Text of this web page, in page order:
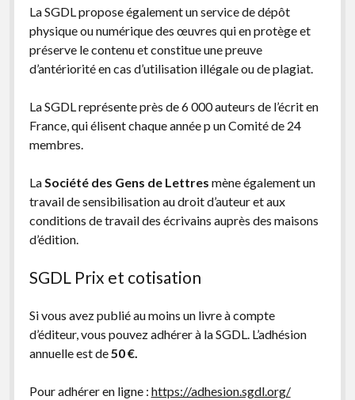
facebookinstagram
youtubeemail-
form
La SGDL propose également un service de dépôt
physique ou numérique des œuvres qui en protège et
préserve le contenu et constitue une preuve
d’antériorité en cas d’utilisation illégale ou de plagiat.
La SGDL représente près de 6 000 auteurs de l’écrit en
France, qui élisent chaque année p un Comité de 24
membres.
LaSociété des Gens de Lettres mène également un
travail de sensibilisation au droit d’auteur et aux
conditions de travail des écrivains auprès des maisons
d’édition.
SGDL Prix et cotisation
Si vous avez publié au moins un livre à compte
d’éditeur, vous pouvez adhérer à la SGDL. L’adhésion
annuelle est de50 €.
Pour adhérer en ligne : https://adhesion.sgdl.org/